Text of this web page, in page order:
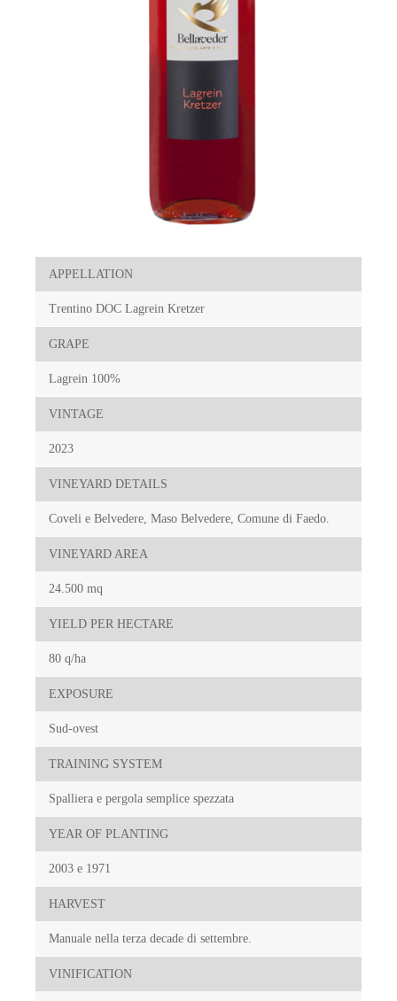
APPELLATION
Trentino DOC Lagrein Kretzer
GRAPE
Lagrein 100%
VINTAGE
2023
VINEYARD DETAILS
Coveli e Belvedere, Maso Belvedere, Comune di Faedo.
VINEYARD AREA
24.500 mq
YIELD PER HECTARE
80 q/ha
EXPOSURE
Sud-ovest
TRAINING SYSTEM
Spalliera e pergola semplice spezzata
YEAR OF PLANTING
2003 e 1971
HARVEST
Manuale nella terza decade di settembre.
VINIFICATION